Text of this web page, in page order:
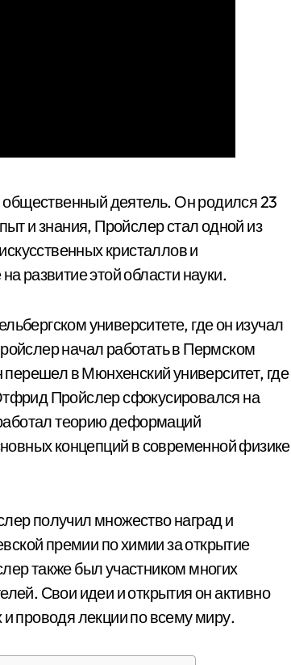
деятель. Он родился 23
и знания, Пройслер стал одной из
кристаллов и
развитие этой области науки.
университете, где он изучал
начал работать в Пермском
перешел в Мюнхенский университет, где
Пройслер сфокусировался на
теорию деформаций
концепций в современной физике
получил множество наград и
премии по химии за открытие
также был участником многих
Свои идеи и открытия он активно
проводя лекции по всему миру.